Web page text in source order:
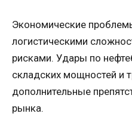
Экономические
логистическими
рисками. Удары по
складских мощностей и
дополнительные
рынка.